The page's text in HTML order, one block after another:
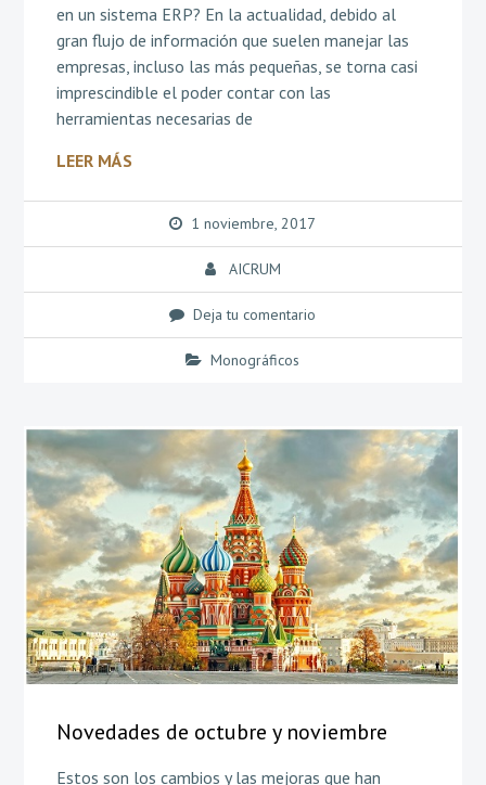
en un sistema ERP? En la actualidad, debido al
gran flujo de información que suelen manejar las
empresas, incluso las más pequeñas, se torna casi
imprescindible el poder contar con las
herramientas necesarias de
LEER MÁS
1 noviembre, 2017
AICRUM
Deja tu comentario
Monográficos
Novedades de octubre y noviembre
Estos son los cambios y las mejoras que han